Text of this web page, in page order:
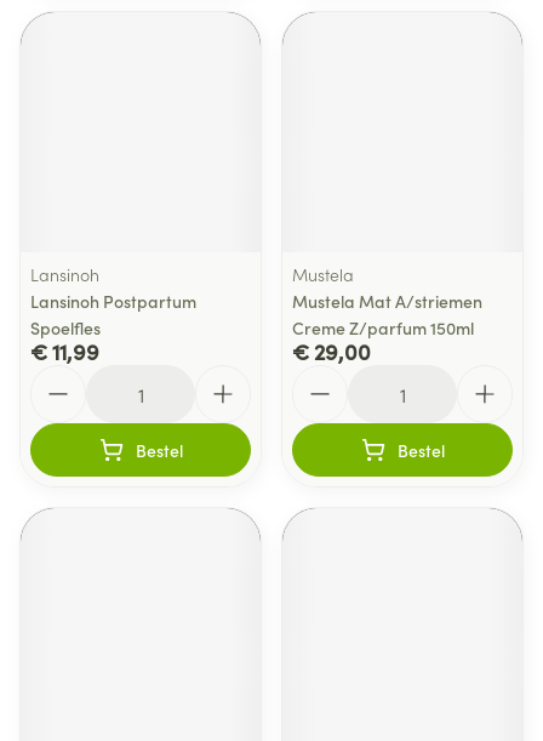
Lansinoh
Lansinoh Postpartum
Spoelfles
€ 11,99
Bestel
Mustela
Mustela Mat A/striemen
Creme Z/parfum 150ml
€ 29,00
Bestel